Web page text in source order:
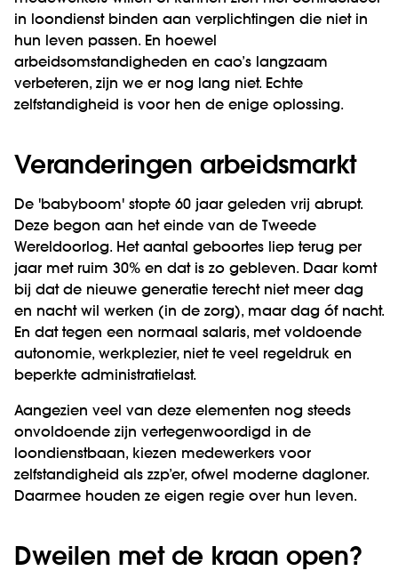
in loondienst binden aan verplichtingen die niet in
hun leven passen. En hoewel
arbeidsomstandigheden en cao’s langzaam
verbeteren, zijn we er nog lang niet. Echte
zelfstandigheid is voor hen de enige oplossing.
Veranderingen arbeidsmarkt
De 'babyboom' stopte 60 jaar geleden vrij abrupt.
Deze begon aan het einde van de Tweede
Wereldoorlog. Het aantal geboortes liep terug per
jaar met ruim 30% en dat is zo gebleven. Daar komt
bij dat de nieuwe generatie terecht niet meer dag
en nacht wil werken (in de zorg), maar dag óf nacht.
En dat tegen een normaal salaris, met voldoende
autonomie, werkplezier, niet te veel regeldruk en
beperkte administratielast.
Aangezien veel van deze elementen nog steeds
onvoldoende zijn vertegenwoordigd in de
loondienstbaan, kiezen medewerkers voor
zelfstandigheid als zzp’er, ofwel moderne dagloner.
Daarmee houden ze eigen regie over hun leven.
Dweilen met de kraan open?